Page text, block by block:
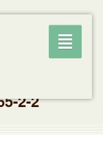
Toggle
2-2